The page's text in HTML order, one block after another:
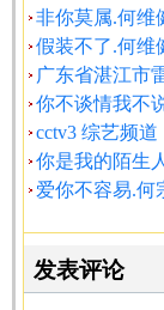
非你莫属.何维
假装不了.何维
广东省湛江市
你不谈情我不
cctv3 综艺频
你是我的陌生
爱你不容易.何
发表评论